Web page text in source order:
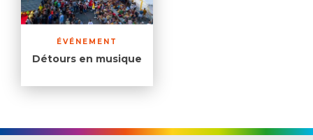
ÉVÉNEMENT
Détours en musique